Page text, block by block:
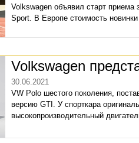
Volkswagen объявил старт приема
Sport. В Европе стоимость
Volkswagen
30.06.2021
VW Polo шестого поколения,
версию GTI. У спорткара
высокопроизводительный